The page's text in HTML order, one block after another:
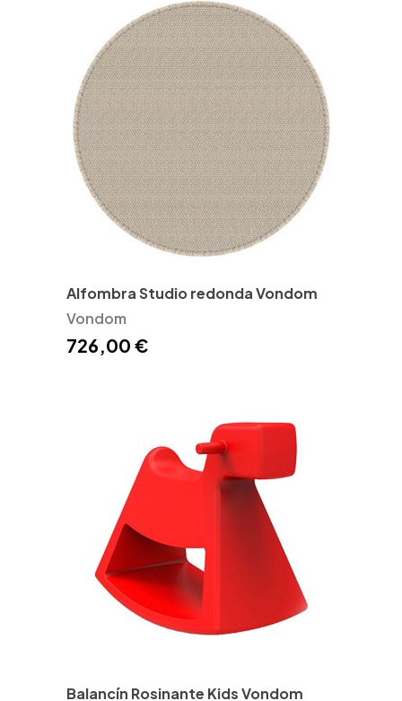
Alfombra Studio redonda Vondom
Vondom
726,00 €
Balancín Rosinante Kids Vondom